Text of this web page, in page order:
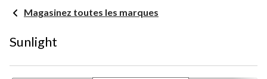
Magasinez toutes les marques
Sunlight